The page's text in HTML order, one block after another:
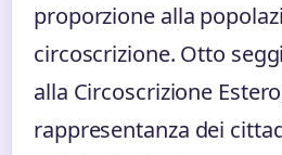
proporzione alla
circoscrizione. Otto
alla Circoscrizione
rappresentanza dei